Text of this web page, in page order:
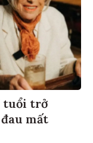
tuổi trở
mất